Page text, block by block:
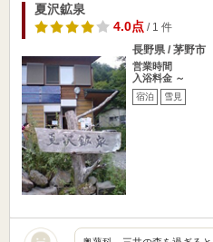
夏沢鉱泉
4.0点/ 1 件
長野県 / 茅野市
営業時間
入浴料金 ～
宿泊 雪見